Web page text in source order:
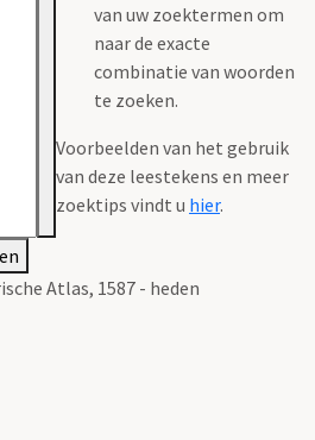
van uw zoektermen om
naar de exacte
combinatie van woorden
te zoeken.
Voorbeelden van het gebruik
van deze leestekens en meer
zoektips vindt u hier.
Atlas, 1587 - heden